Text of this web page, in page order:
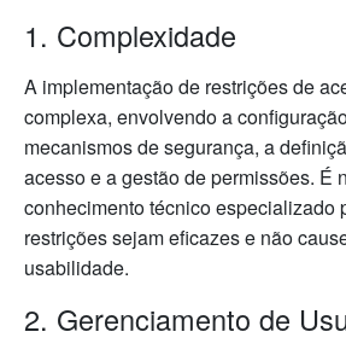
1. Complexidade
A implementação de restrições de
complexa, envolvendo a
mecanismos de segurança, a
acesso e a gestão de permissões. É
conhecimento técnico especializado
restrições sejam eficazes e não
usabilidade.
2. Gerenciamento de